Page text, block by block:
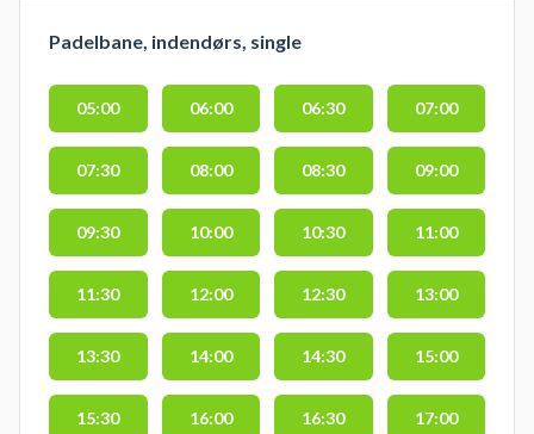
Padelbane, indendørs, single
05:00 06:00 06:30 07:00
07:30 08:00 08:30 09:00
09:30 10:00 10:30 11:00
11:30 12:00 12:30 13:00
13:30 14:00 14:30 15:00
15:30 16:00 16:30 17:00